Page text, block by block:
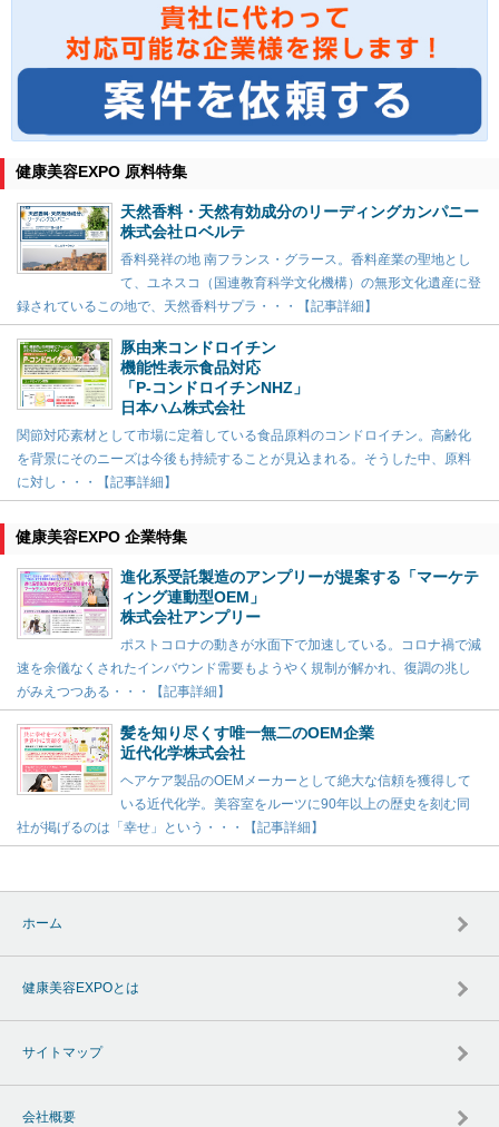
健康美容EXPO 原料特集
天然香料・天然有効成分のリーディングカンパニー
株式会社ロベルテ
香料発祥の地 南フランス・グラース。香料産業の聖地とし
て、ユネスコ（国連教育科学文化機構）の無形文化遺産に登
録されているこの地で、天然香料サプラ・・・【記事詳細】
豚由来コンドロイチン
機能性表示食品対応
「P-コンドロイチンNHZ」
日本ハム株式会社
関節対応素材として市場に定着している食品原料のコンドロイチン。高齢化
を背景にそのニーズは今後も持続することが見込まれる。そうした中、原料
に対し・・・【記事詳細】
健康美容EXPO 企業特集
進化系受託製造のアンプリーが提案する「マーケテ
ィング連動型OEM」
株式会社アンプリー
ポストコロナの動きが水面下で加速している。コロナ禍で減
速を余儀なくされたインバウンド需要もようやく規制が解かれ、復調の兆し
がみえつつある・・・【記事詳細】
髪を知り尽くす唯一無二のOEM企業
近代化学株式会社
ヘアケア製品のOEMメーカーとして絶大な信頼を獲得して
いる近代化学。美容室をルーツに90年以上の歴史を刻む同
社が掲げるのは「幸せ」という・・・【記事詳細】
ホーム
健康美容EXPOとは
サイトマップ
会社概要